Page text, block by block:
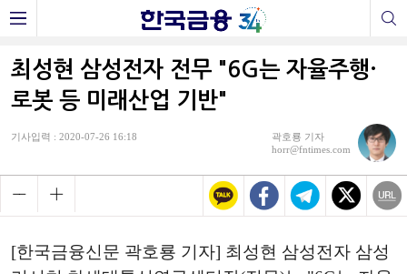
최성현 삼성전자 전무 "6G는 자율주행·
로봇 등 미래산업 기반"
기사입력 : 2020-07-26 16:18
곽호룡 기자
horr@fntimes.com
[한국금융신문 곽호룡 기자] 최성현 삼성전자 삼성